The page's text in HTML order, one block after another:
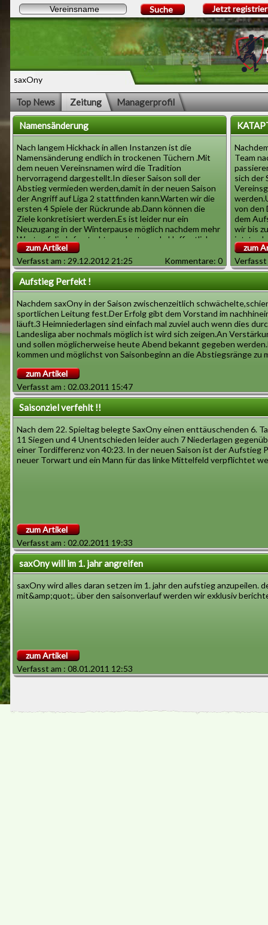
saxOny
Suche Jetzt
Top News Zeitung Managerprofil
Namensänderung
Nach langem Hickhack in allen Instanzen ist die
Namensänderung endlich in trockenen Tüchern .Mit
dem neuen Vereinsnamen wird die Tradition
hervorragend dargestellt.In dieser Saison soll der
Abstieg vermieden werden,damit in der neuen Saison
der Angriff auf Liga 2 stattfinden kann.Warten wir die
ersten 4 Spiele der Rückrunde ab.Dann können die
Ziele konkretisiert werden.Es ist leider nur ein
Neuzugang in der Winterpause möglich nachdem mehr
Wert auf die Infrastruktur gelegt wurde.Hoffentlich
geht diese Entscheidung nicht nach hinten los........
zum Artikel
Verfasst am : 29.12.2012 21:25
Kommentare: 0
Team
sich der
von den
dem
wir bis
jetzt
wird.
zum
Verfasst
Aufstieg Perfekt !
Nachdem saxOny in der Saison zwischenzeitlich
sportlichen Leitung fest.Der Erfolg gibt dem Vorstand im
läuft.3 Heimniederlagen sind einfach mal zuviel auch wenn dies
Landesliga aber nochmals möglich ist wird sich zeigen.An
und sollen möglicherweise heute Abend bekannt gegeben
kommen und möglichst von Saisonbeginn an die Abstiegsränge zu
zum Artikel
Verfasst am : 02.03.2011 15:47
Saisonziel verfehlt !!
Nach dem 22. Spieltag belegte SaxOny einen enttäuschenden 6.
11 Siegen und 4 Unentschieden leider auch 7 Niederlagen
einer Tordifferenz von 40:23. In der neuen Saison ist der Aufstieg
neuer Torwart und ein Mann für das linke Mittelfeld verpflichtet
zum Artikel
Verfasst am : 02.02.2011 19:33
saxOny will im 1. jahr angreifen
saxOny wird alles daran setzen im 1. jahr den aufstieg
mit&amp;quot;. über den saisonverlauf werden wir exklusiv
zum Artikel
Verfasst am : 08.01.2011 12:53